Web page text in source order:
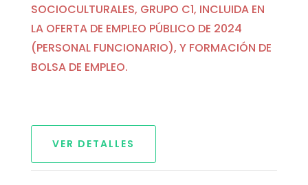
SOCIOCULTURALES, GRUPO C1, INCLUIDA EN
LA OFERTA DE EMPLEO PÚBLICO DE 2024
(PERSONAL FUNCIONARIO), Y FORMACIÓN DE
BOLSA DE EMPLEO.
VER DETALLES